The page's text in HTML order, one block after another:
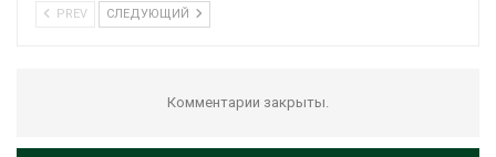
PREV СЛЕДУЮЩИЙ
Комментарии закрыты.